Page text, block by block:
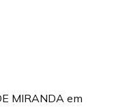
MIRANDA em